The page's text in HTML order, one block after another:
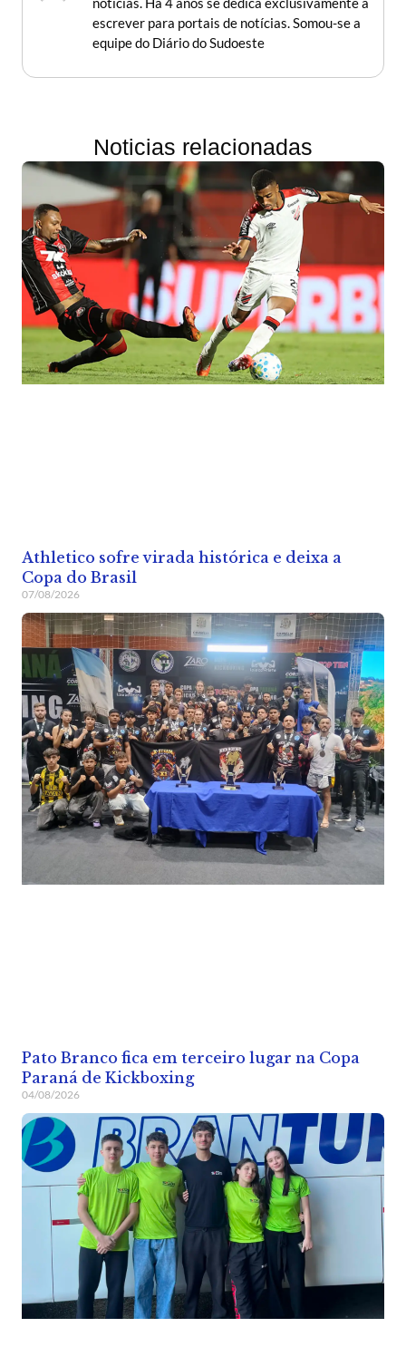
escrever para portais de notícias. Somou-se a
equipe do Diário do Sudoeste
Noticias relacionadas
Athletico sofre virada histórica e deixa a
Copa do Brasil
07/08/2026
Pato Branco fica em terceiro lugar na Copa
Paraná de Kickboxing
04/08/2026